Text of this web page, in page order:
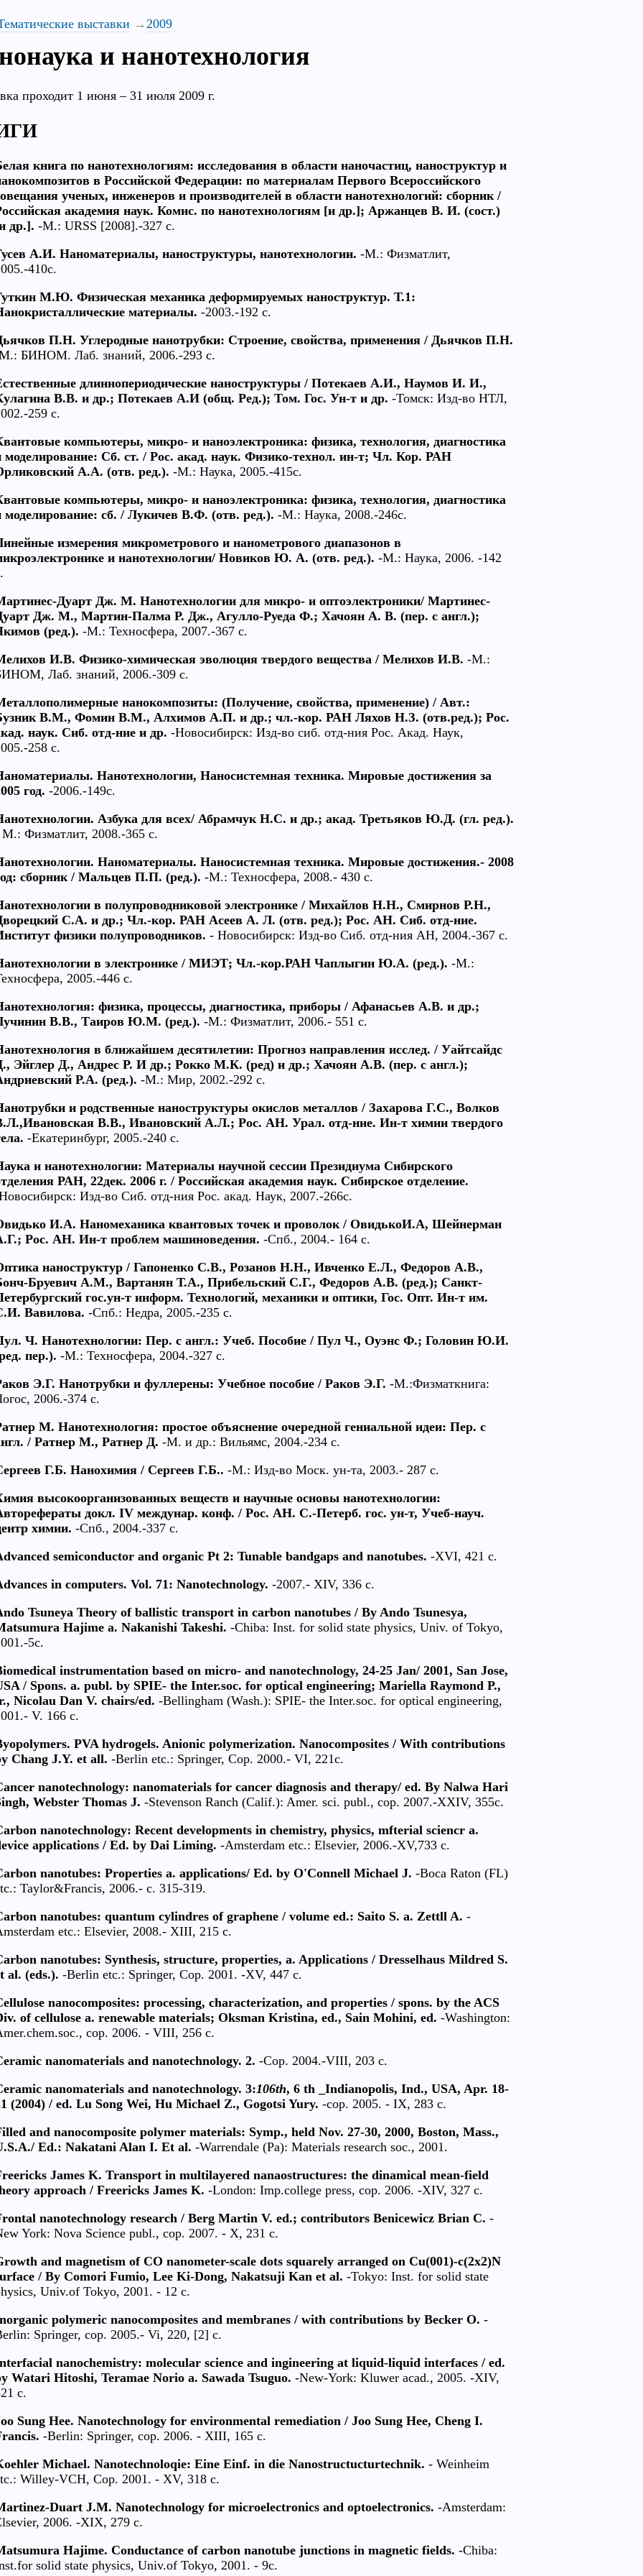
выставки 2009
и нанотехнология
проходит 1 июня – 31 июля 2009 г.
книга по нанотехнологиям: исследования в области наночастиц, наноструктур и
в Российской Федерации: по материалам Первого Всероссийского
ученых, инженеров и производителей в области нанотехнологий: сборник /
академия наук. Комис. по нанотехнологиям [и др.]; Аржанцев В. И. (сост.)
др.]. -М.: URSS [2008].-327 с.
А.И. Наноматериалы, наноструктуры, нанотехнологии. -М.: Физматлит,
410с.
М.Ю. Физическая механика деформируемых наноструктур. Т.1:
материалы. -2003.-192 с.
П.Н. Углеродные нанотрубки: Строение, свойства, применения / Дьячков П.Н.
БИНОМ. Лаб. знаний, 2006.-293 с.
длиннопериодические наноструктуры / Потекаев А.И., Наумов И. И.,
В.В. и др.; Потекаев А.И (общ. Ред.); Том. Гос. Ун-т и др. -Томск: Изд-во НТЛ,
259 с.
компьютеры, микро- и наноэлектроника: физика, технология, диагностика
моделирование: Сб. ст. / Рос. акад. наук. Физико-технол. ин-т; Чл. Кор. РАН
А.А. (отв. ред.). -М.: Наука, 2005.-415с.
компьютеры, микро- и наноэлектроника: физика, технология, диагностика
моделирование: сб. / Лукичев В.Ф. (отв. ред.). -М.: Наука, 2008.-246с.
измерения микрометрового и нанометрового диапазонов в
и нанотехнологии/ Новиков Ю. А. (отв. ред.). -М.: Наука, 2006. -142
Дуарт Дж. М. Нанотехнологии для микро- и оптоэлектроники/ Мартинес-
Дж. М., Мартин-Палма Р. Дж., Агулло-Руеда Ф.; Хачоян А. В. (пер. с англ.);
(ред.). -М.: Техносфера, 2007.-367 с.
И.В. Физико-химическая эволюция твердого вещества / Мелихов И.В. -М.:
Лаб. знаний, 2006.-309 с.
нанокомпозиты: (Получение, свойства, применение) / Авт.:
В.М., Фомин В.М., Алхимов А.П. и др.; чл.-кор. РАН Ляхов Н.З. (отв.ред.); Рос.
наук. Сиб. отд-ние и др. -Новосибирск: Изд-во сиб. отд-ния Рос. Акад. Наук,
258 с.
Нанотехнологии, Наносистемная техника. Мировые достижения за
год. -2006.-149с.
Азбука для всех/ Абрамчук Н.С. и др.; акад. Третьяков Ю.Д. (гл. ред.).
Физматлит, 2008.-365 с.
Наноматериалы. Наносистемная техника. Мировые достижения.- 2008
сборник / Мальцев П.П. (ред.). -М.: Техносфера, 2008.- 430 с.
в полупроводниковой электронике / Михайлов Н.Н., Смирнов Р.Н.,
С.А. и др.; Чл.-кор. РАН Асеев А. Л. (отв. ред.); Рос. АН. Сиб. отд-ние.
физики полупроводников. - Новосибирск: Изд-во Сиб. отд-ния АН, 2004.-367 с.
в электронике / МИЭТ; Чл.-кор.РАН Чаплыгин Ю.А. (ред.). -М.:
2005.-446 с.
физика, процессы, диагностика, приборы / Афанасьев А.В. и др.;
В.В., Таиров Ю.М. (ред.). -М.: Физматлит, 2006.- 551 с.
в ближайшем десятилетии: Прогноз направления исслед. / Уайтсайдс
Эйглер Д., Андрес Р. И др.; Рокко М.К. (ред) и др.; Хачоян А.В. (пер. с англ.);
Р.А. (ред.). -М.: Мир, 2002.-292 с.
и родственные наноструктуры окислов металлов / Захарова Г.С., Волков
В.В., Ивановский А.Л.; Рос. АН. Урал. отд-ние. Ин-т химии твердого
-Екатеринбург, 2005.-240 с.
и нанотехнологии: Материалы научной сессии Президиума Сибирского
РАН, 22дек. 2006 г. / Российская академия наук. Сибирское отделение.
Изд-во Сиб. отд-ния Рос. акад. Наук, 2007.-266с.
И.А. Наномеханика квантовых точек и проволок / ОвидькоИ.А, Шейнерман
Рос. АН. Ин-т проблем машиноведения. -Спб., 2004.- 164 с.
наноструктур / Гапоненко С.В., Розанов Н.Н., Ивченко Е.Л., Федоров А.В.,
Бруевич А.М., Вартанян Т.А., Прибельский С.Г., Федоров А.В. (ред.); Санкт-
гос.ун-т информ. Технологий, механики и оптики, Гос. Опт. Ин-т им.
Вавилова. -Спб.: Недра, 2005.-235 с.
Ч. Нанотехнологии: Пер. с англ.: Учеб. Пособие / Пул Ч., Оуэнс Ф.; Головин Ю.И.
пер.). -М.: Техносфера, 2004.-327 с.
Э.Г. Нанотрубки и фуллерены: Учебное пособие / Раков Э.Г. -М.:Физматкнига:
2006.-374 с.
М. Нанотехнология: простое объяснение очередной гениальной идеи: Пер. с
/ Ратнер М., Ратнер Д. -М. и др.: Вильямс, 2004.-234 с.
Г.Б. Нанохимия / Сергеев Г.Б.. -М.: Изд-во Моск. ун-та, 2003.- 287 с.
высокоорганизованных веществ и научные основы нанотехнологии:
докл. IV междунар. конф. / Рос. АН. С.-Петерб. гос. ун-т, Учеб-науч.
химии. -Спб., 2004.-337 с.
semiconductor and organic Pt 2: Tunable bandgaps and nanotubes. -XVI, 421 c.
in computers. Vol. 71: Nanotechnology. -2007.- XIV, 336 c.
Tsuneya Theory of ballistic transport in carbon nanotubes / By Ando Tsunesya,
Hajime a. Nakanishi Takeshi. -Chiba: Inst. for solid state physics, Univ. of Tokyo,
5c.
instrumentation based on micro- and nanotechnology, 24-25 Jan/ 2001, San Jose,
/ Spons. a. publ. by SPIE- the Inter.soc. for optical engineering; Mariella Raymond P.,
Nicolau Dan V. chairs/ed. -Bellingham (Wash.): SPIE- the Inter.soc. for optical engineering,
V. 166 c.
PVA hydrogels. Anionic polymerization. Nanocomposites / With contributions
Chang J.Y. et all. -Berlin etc.: Springer, Cop. 2000.- VI, 221c.
nanotechnology: nanomaterials for cancer diagnosis and therapy/ ed. By Nalwa Hari
Webster Thomas J. -Stevenson Ranch (Calif.): Amer. sci. publ., cop. 2007.-XXIV, 355c.
nanotechnology: Recent developments in chemistry, physics, mfterial sciencr a.
applications / Ed. by Dai Liming. -Amsterdam etc.: Elsevier, 2006.-XV,733 c.
nanotubes: Properties a. applications/ Ed. by O'Connell Michael J. -Boca Raton (FL)
Taylor&Francis, 2006.- c. 315-319.
nanotubes: quantum cylindres of graphene / volume ed.: Saito S. a. Zettll A. -
etc.: Elsevier, 2008.- XIII, 215 c.
nanotubes: Synthesis, structure, properties, a. Applications / Dresselhaus Mildred S.
al. (eds.). -Berlin etc.: Springer, Cop. 2001. -XV, 447 c.
nanocomposites: processing, characterization, and properties / spons. by the ACS
of cellulose a. renewable materials; Oksman Kristina, ed., Sain Mohini, ed. -Washington:
cop. 2006. - VIII, 256 c.
nanomaterials and nanotechnology. 2. -Cop. 2004.-VIII, 203 c.
nanomaterials and nanotechnology. 3:106th, 6 th _Indianopolis, Ind., USA, Apr. 18-
(2004) / ed. Lu Song Wei, Hu Michael Z., Gogotsi Yury. -cop. 2005. - IX, 283 c.
and nanocomposite polymer materials: Symp., held Nov. 27-30, 2000, Boston, Mass.,
Ed.: Nakatani Alan I. Et al. -Warrendale (Pa): Materials research soc., 2001.
James K. Transport in multilayered nanaostructures: the dinamical mean-field
approach / Freericks James K. -London: Imp.college press, cop. 2006. -XIV, 327 c.
nanotechnology research / Berg Martin V. ed.; contributors Benicewicz Brian C. -
York: Nova Science publ., cop. 2007. - X, 231 c.
and magnetism of CO nanometer-scale dots squarely arranged on Cu(001)-c(2x2)N
/ By Comori Fumio, Lee Ki-Dong, Nakatsuji Kan et al. -Tokyo: Inst. for solid state
Univ.of Tokyo, 2001. - 12 c.
polymeric nanocomposites and membranes / with contributions by Becker O. -
Springer, cop. 2005.- Vi, 220, [2] c.
nanochemistry: molecular science and ingineering at liquid-liquid interfaces / ed.
Watari Hitoshi, Teramae Norio a. Sawada Tsuguo. -New-York: Kluwer acad., 2005. -XIV,
c.
Sung Hee. Nanotechnology for environmental remediation / Joo Sung Hee, Cheng I.
-Berlin: Springer, cop. 2006. - XIII, 165 c.
Michael. Nanotechnoloqie: Eine Einf. in die Nanostructucturtechnik. - Weinheim
Willey-VCH, Cop. 2001. - XV, 318 c.
Duart J.M. Nanotechnology for microelectronics and optoelectronics. -Amsterdam:
2006. -XIX, 279 c.
Hajime. Conductance of carbon nanotube junctions in magnetic fields. -Chiba:
solid state physics, Univ.of Tokyo, 2001. - 9c.